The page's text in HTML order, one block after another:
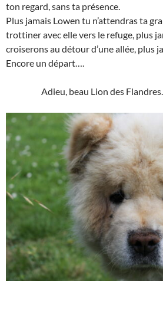
ton regard, sans ta présence.
Plus jamais Lowen tu n’attendras ta
trottiner avec elle vers le refuge, plus
croiserons au détour d’une allée, plus
Encore un départ….
Adieu, beau Lion des